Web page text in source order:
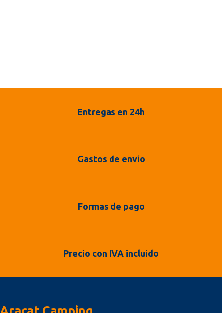
Entregas en 24h
Gastos de envío
Formas de pago
Precio con IVA incluido